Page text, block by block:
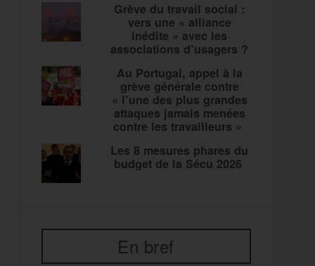
Grève du travail social :
vers une « alliance
inédite » avec les
associations d’usagers ?
Au Portugal, appel à la
grève générale contre
« l’une des plus grandes
attaques jamais menées
contre les travailleurs »
Les 8 mesures phares du
budget de la Sécu 2026
En bref